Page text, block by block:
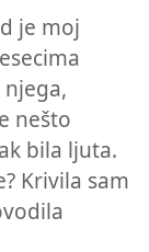
je moj
nešto
bila ljuta.
Krivila sam